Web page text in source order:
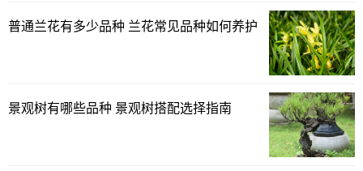
1. 观察外观：优质的苹果果实饱满，表面光滑，色泽鲜艳，
2. 摸摸果实：果实应有一定的硬度，手感沉重，说明果实内
普通兰花有多少品种 兰花常见品种如何养护
景观树有哪些品种 景观树搭配选择指南